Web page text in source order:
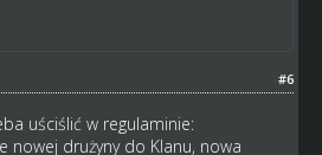
#6
uściślić w regulaminie:
nowej drużyny do Klanu, nowa